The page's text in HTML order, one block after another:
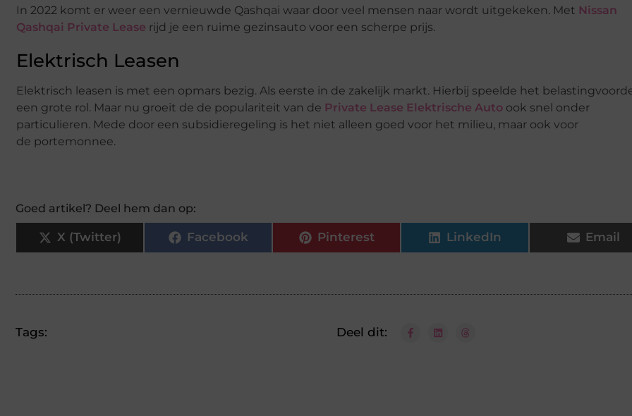
In 2022 komt er weer een vernieuwde Qashqai waar door veel mensen naar wordt uitgekeken. Met Nissan
Qashqai Private Lease rijd je een ruime gezinsauto voor een scherpe prijs.
Elektrisch Leasen
Elektrisch leasen is met een opmars bezig. Als eerste in de zakelijk markt. Hierbij speelde het
een grote rol. Maar nu groeit de de populariteit van de Private Lease Elektrische Auto ook snel onder
particulieren. Mede door een subsidieregeling is het niet alleen goed voor het milieu, maar ook voor
de portemonnee.
Goed artikel? Deel hem dan op:
X (Twitter) Facebook Pinterest LinkedIn Email
Tags: Deel dit: